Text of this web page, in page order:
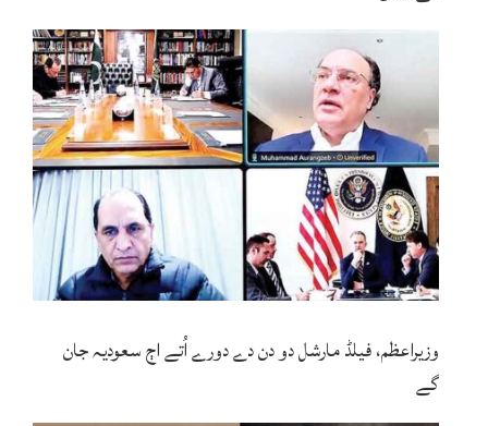
وزیراعظم، فیلڈ مارشل دو دن دے دورے اُتے اڄ سعودیہ جان
گے